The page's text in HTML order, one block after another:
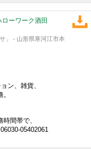
ローワーク酒田
」 - 山形県寒河江市本
ン 、雑貨、
間帯で、
05402061